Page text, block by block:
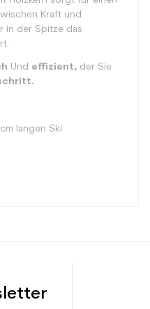
Kraft und
in der Spitze das
Und effizient, der Sie
langen Ski